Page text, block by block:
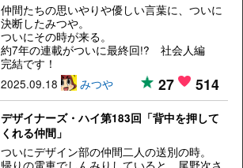
仲間たちの思いやりや優しい言葉に、ついに
決断したみつや。
ついにその時が来る。
約7年の連載がついに最終回!? 社会人編
完結です！
2025.09.18
みつや 27 514
デザイナーズ・ハイ第183回「背中を押して
くれる仲間」
ついにデザイン部の仲間二人の送別の時。
帰りの電車でしんみりしていると、尾野次さ